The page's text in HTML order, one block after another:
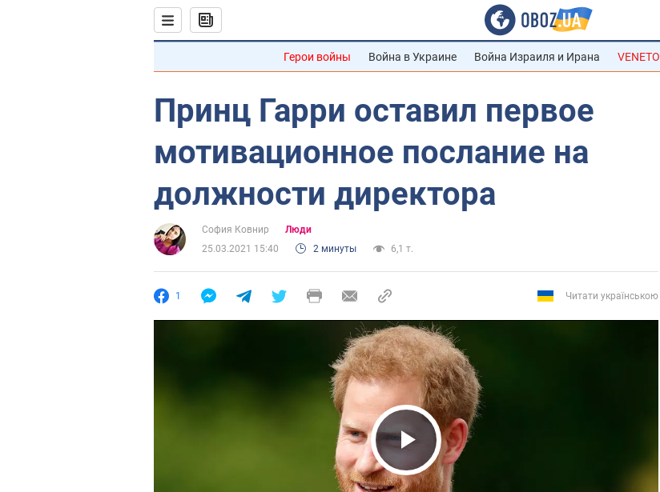
Герои войны Война в Украине Война Израиля и Ирана VENETO
Принц Гарри оставил первое
мотивационное послание на
должности директора
София Ковнир
Люди
25.03.2021 15:40
2 минуты 6,1 т.
1 Читати українською
Play Video